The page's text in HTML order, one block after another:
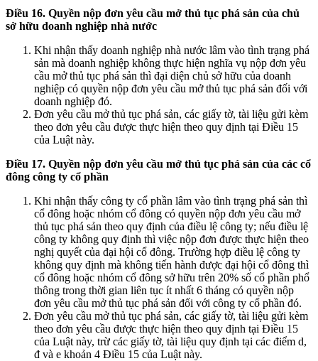
Điều 16. Quyền nộp đơn yêu cầu mở thủ tục phá sản của chủ
sở hữu doanh nghiệp nhà nước
Khi nhận thấy doanh nghiệp nhà nước lâm vào tình trạng phá
sản mà doanh nghiệp không thực hiện nghĩa vụ nộp đơn yêu
cầu mở thủ tục phá sản thì đại diện chủ sở hữu của doanh
nghiệp có quyền nộp đơn yêu cầu mở thủ tục phá sản đối với
doanh nghiệp đó.
Đơn yêu cầu mở thủ tục phá sản, các giấy tờ, tài liệu gửi kèm
theo đơn yêu cầu được thực hiện theo quy định tại Điều 15
của Luật này.
Điều 17. Quyền nộp đơn yêu cầu mở thủ tục phá sản của các cổ
đông công ty cổ phần
Khi nhận thấy công ty cổ phần lâm vào tình trạng phá sản thì
cổ đông hoặc nhóm cổ đông có quyền nộp đơn yêu cầu mở
thủ tục phá sản theo quy định của điều lệ công ty; nếu điều lệ
công ty không quy định thì việc nộp đơn được thực hiện theo
nghị quyết của đại hội cổ đông. Trường hợp điều lệ công ty
không quy định mà không tiến hành được đại hội cổ đông thì
cổ đông hoặc nhóm cổ đông sở hữu trên 20% số cổ phần phổ
thông trong thời gian liên tục ít nhất 6 tháng có quyền nộp
đơn yêu cầu mở thủ tục phá sản đối với công ty cổ phần đó.
Đơn yêu cầu mở thủ tục phá sản, các giấy tờ, tài liệu gửi kèm
theo đơn yêu cầu được thực hiện theo quy định tại Điều 15
của Luật này, trừ các giấy tờ, tài liệu quy định tại các điểm d,
đ và e khoản 4 Điều 15 của Luật này.